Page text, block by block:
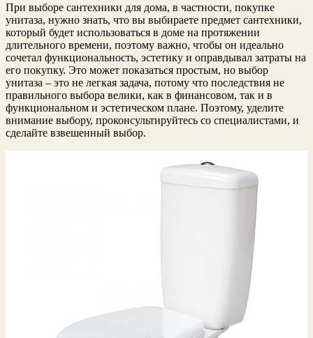
При выборе сантехники для дома, в частности, покупке
унитаза, нужно знать, что вы выбираете предмет сантехники,
который будет использоваться в доме на протяжении
длительного времени, поэтому важно, чтобы он идеально
сочетал функциональность, эстетику и оправдывал затраты на
его покупку. Это может показаться простым, но выбор
унитаза – это не легкая задача, потому что последствия не
правильного выбора велики, как в финансовом, так и в
функциональном и эстетическом плане. Поэтому, уделите
внимание выбору, проконсультируйтесь со специалистами, и
сделайте взвешенный выбор.